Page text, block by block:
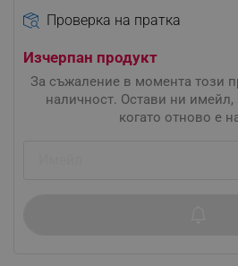
Проверка на пратка
Изчерпан продукт
За съжаление в момента този
наличност. Остави ни
когато отново е